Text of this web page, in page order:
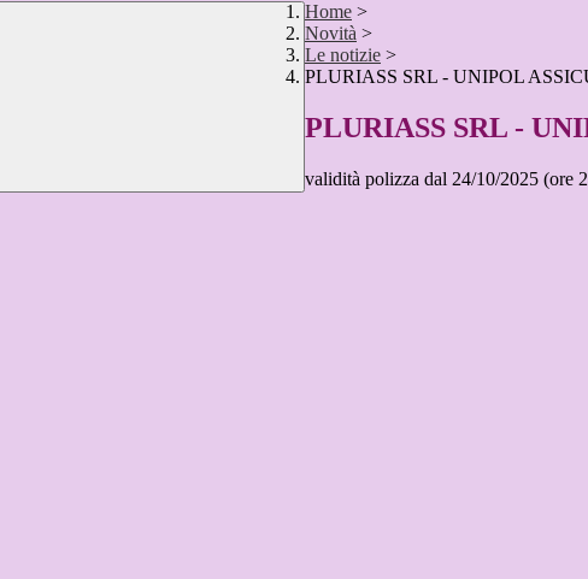
Home >
Novità >
Le notizie >
PLURIASS SRL - UNIPOL
PLURIASS SRL -
validità polizza dal 24/10/2025 (ore